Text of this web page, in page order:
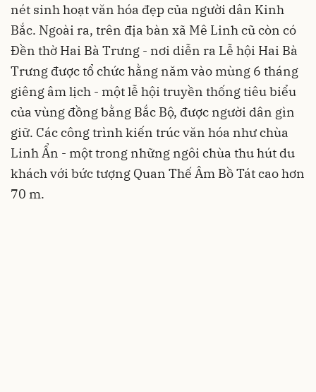
nét sinh hoạt văn hóa đẹp của người dân Kinh
Bắc. Ngoài ra, trên địa bàn xã Mê Linh cũ còn có
Đền thờ Hai Bà Trưng - nơi diễn ra Lễ hội Hai Bà
Trưng được tổ chức hằng năm vào mùng 6 tháng
giêng âm lịch - một lễ hội truyền thống tiêu biểu
của vùng đồng bằng Bắc Bộ, được người dân gìn
giữ. Các công trình kiến trúc văn hóa như chùa
Linh Ẩn - một trong những ngôi chùa thu hút du
khách với bức tượng Quan Thế Âm Bồ Tát cao hơn
70 m.